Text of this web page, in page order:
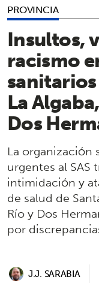
PROVINCIA
Insultos,
racismo
La
Dos
La organización
urgentes al SAS
intimidación y
de salud de
Río y Dos
por
J.J. SARABIA